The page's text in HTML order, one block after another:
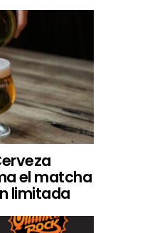
el matcha
limitada